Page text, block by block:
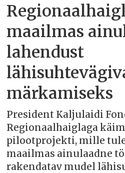
maailmas
lahendust
märkamiseks
President Kaljulaidi
Regionaalhaiglaga
pilootprojekti, mille
maailmas ainulaadne
rakendatav mudel